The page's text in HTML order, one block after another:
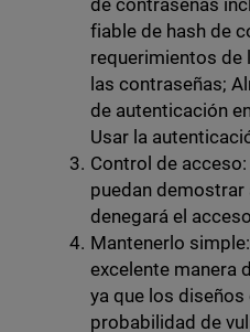
de contraseñas
fiable de hash de
requerimientos de
las contraseñas;
de autenticación
Usar la
Control de
puedan
denegará el
Mantenerlo
excelente manera
ya que los
probabilidad de